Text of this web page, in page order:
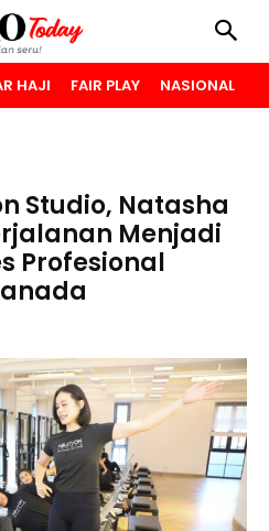
HAJI FAIR PLAY NASIONAL
Studio, Natasha
Menjadi
Profesional